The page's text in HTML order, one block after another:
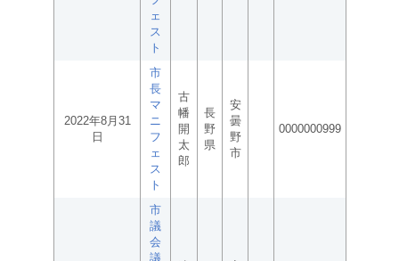
ェ
ス
ト
2022年8月31
日
市
長
マ
ニ
フ
ェ
ス
ト
古
幡
開
太
郎
長
野
県
安
曇
野
市
0000000999
市
議
会
議